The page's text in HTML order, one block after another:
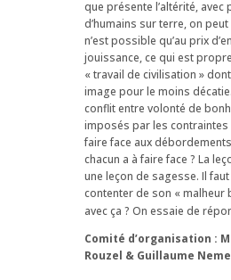
que présente l’altérité,
d’humains sur terre, on
n’est possible qu’au prix
jouissance, ce qui est
« travail de civilisation »
image pour le moins
conflit entre volonté de
imposés par les contraintes
faire face aux
chacun a à faire face ? La
une leçon de sagesse. Il
contenter de son « malheur
avec ça ? On essaie de
Comité d’organisation :
Rouzel & Guillaume